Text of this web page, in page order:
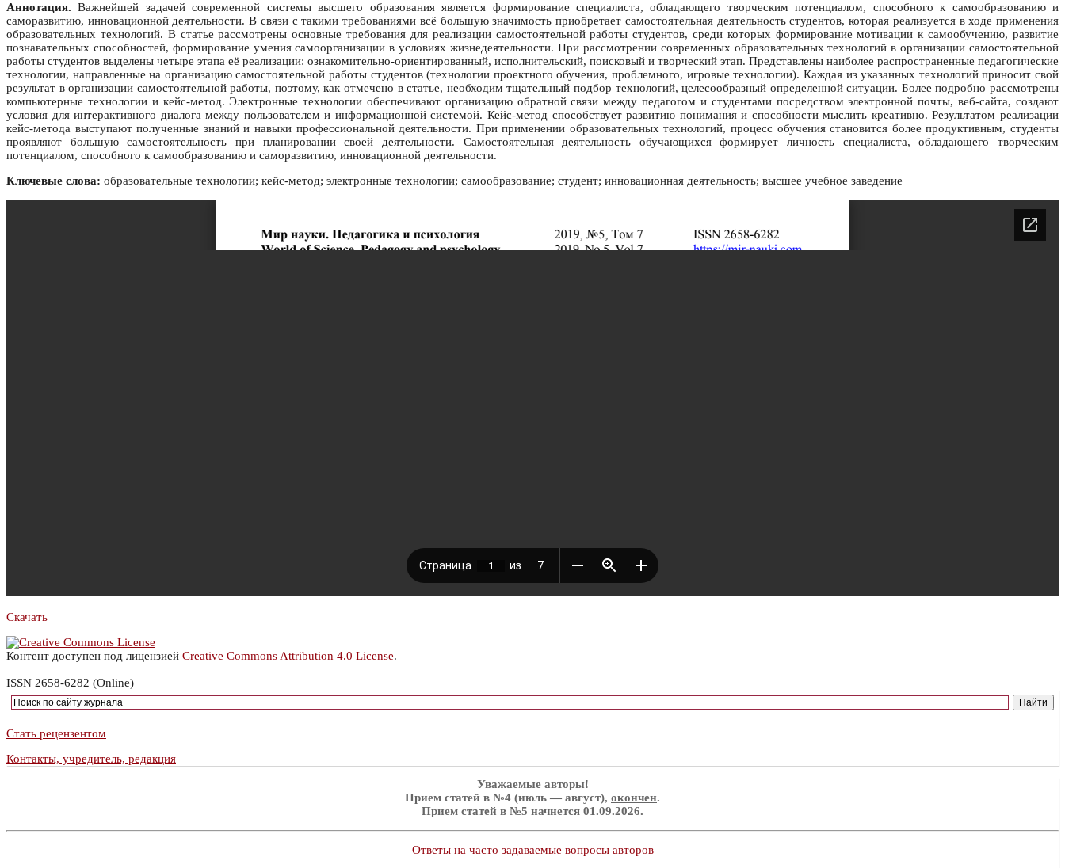
Аннотация. Важнейшей задачей современной системы высшего образования является формирование специалиста, обладающего творческим потенциалом, способного к самообразованию и
саморазвитию, инновационной деятельности. В связи с такими требованиями всё большую значимость приобретает самостоятельная деятельность студентов, которая реализуется в ходе применения
образовательных технологий. В статье рассмотрены основные требования для реализации самостоятельной работы студентов, среди которых формирование мотивации к самообучению, развитие
познавательных способностей, формирование умения самоорганизации в условиях жизнедеятельности. При рассмотрении современных образовательных технологий в организации самостоятельной
работы студентов выделены четыре этапа её реализации: ознакомительно-ориентированный, исполнительский, поисковый и творческий этап. Представлены наиболее распространенные педагогические
технологии, направленные на организацию самостоятельной работы студентов (технологии проектного обучения, проблемного, игровые технологии). Каждая из указанных технологий приносит свой
результат в организации самостоятельной работы, поэтому, как отмечено в статье, необходим тщательный подбор технологий, целесообразный определенной ситуации. Более подробно рассмотрены
компьютерные технологии и кейс-метод. Электронные технологии обеспечивают организацию обратной связи между педагогом и студентами посредством электронной почты, веб-сайта, создают
условия для интерактивного диалога между пользователем и информационной системой. Кейс-метод способствует развитию понимания и способности мыслить креативно. Результатом реализации
кейс-метода выступают полученные знаний и навыки профессиональной деятельности. При применении образовательных технологий, процесс обучения становится более продуктивным, студенты
проявляют большую самостоятельность при планировании своей деятельности. Самостоятельная деятельность обучающихся формирует личность специалиста, обладающего творческим
потенциалом, способного к самообразованию и саморазвитию, инновационной деятельности.
Ключевые слова: образовательные технологии; кейс-метод; электронные технологии; самообразование; студент; инновационная деятельность; высшее учебное заведение
Скачать
Контент доступен под лицензией Creative Commons Attribution 4.0 License.
ISSN 2658-6282 (Online)
Стать рецензентом
Контакты, учредитель, редакция
Уважаемые авторы!
Прием статей в №4 (июль — август), окончен.
Прием статей в №5 начнется 01.09.2026.
Ответы на часто задаваемые вопросы авторов